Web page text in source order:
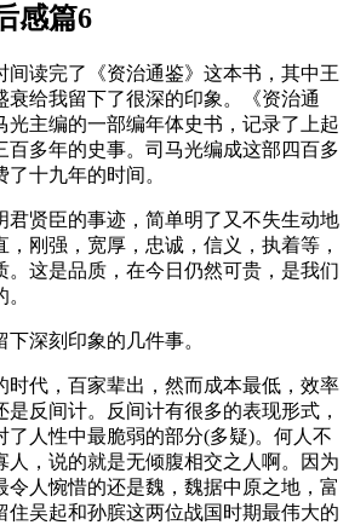
感篇6
间读完了《资治通鉴》这本书，其中王
衰给我留下了很深的印象。《资治通
光主编的一部编年体史书，记录了上起
百多年的史事。司马光编成这部四百多
十九年的时间。
君贤臣的事迹，简单明了又不失生动地
刚强，宽厚，忠诚，信义，执着等，
。这是品质，在今日仍然可贵，是我们
深刻印象的几件事。
时代，百家辈出，然而成本最低，效率
反间计。反间计有很多的表现形式，
了人性中最脆弱的部分(多疑)。何人不
人，说的就是无倾腹相交之人啊。因为
令人惋惜的还是魏，魏据中原之地，富
住吴起和孙膑这两位战国时期最伟大的